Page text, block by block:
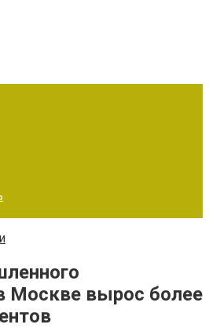
Москве вырос более